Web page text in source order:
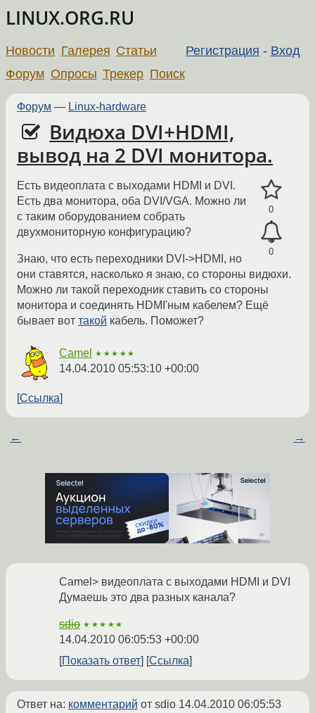
LINUX.ORG.RU
Регистрация - Вход
Новости Галерея Статьи
Форум Опросы Трекер Поиск
Форум — Linux-hardware
Видюха DVI+HDMI,
вывод на 2 DVI монитора.
0
0
Есть видеоплата с выходами HDMI и DVI.
Есть два монитора, оба DVI/VGA. Можно ли
с таким оборудованием собрать
двухмониторную конфигурацию?
Знаю, что есть переходники DVI->HDMI, но
они ставятся, насколько я знаю, со стороны видюхи.
Можно ли такой переходник ставить со стороны
монитора и соединять HDMI'ным кабелем? Ещё
бывает вот такой кабель. Поможет?
Camel ★★★★★
14.04.2010 05:53:10 +00:00
Ссылка
← →
Camel> видеоплата с выходами HDMI и DVI
Думаешь это два разных канала?
sdio ★★★★★
14.04.2010 06:05:53 +00:00
Показать ответ
Ссылка
Ответ на: комментарий от sdio 14.04.2010 06:05:53